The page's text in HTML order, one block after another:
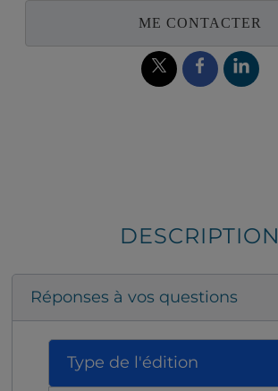
ME CONTACTER
DESCRIPTION
Réponses à vos questions
Type de l'édition